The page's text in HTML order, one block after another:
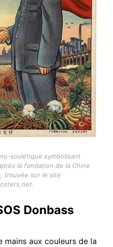
soviétique symbolisant
la fondation de la Chine
trouvée sur le site
Donbass
aux couleurs de la